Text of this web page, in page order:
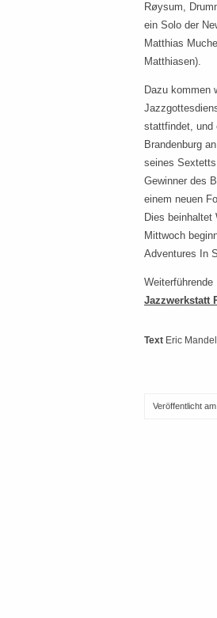
Røysum,
ein Solo der
Matthias
Matthiasen).
Dazu kommen
stattfindet, und
Brandenburg
seines
Gewinner des
einem neuen
Dies beinhaltet
Mittwoch
Adventures In
Weiterführende
Jazzwerkstatt
Text Eric Mandel
Veröffentlicht am